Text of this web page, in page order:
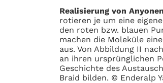
Realisierung von
rotieren je um eine
den roten bzw. blauen
machen die Moleküle
aus. Von Abbildung II
an ihren ursprünglichen
Geschichte des
Braid bilden. © Enderalp